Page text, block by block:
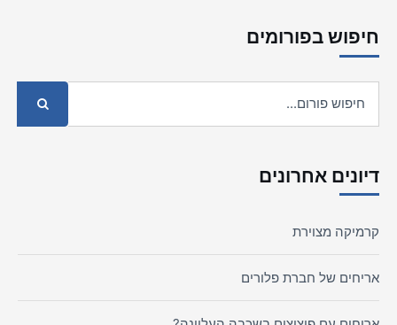
חיפוש בפורומים
דיונים אחרונים
קרמיקה מצוירת
אריחים של חברת פלורים